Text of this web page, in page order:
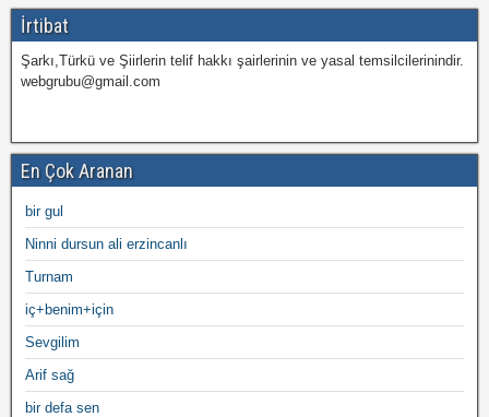
İrtibat
Şarkı,Türkü ve Şiirlerin telif hakkı şairlerinin ve yasal temsilcilerinindir.
webgrubu@gmail.com
En Çok Aranan
bir gul
Ninni dursun ali erzincanlı
Turnam
iç+benim+için
Sevgilim
Arif sağ
bir defa sen